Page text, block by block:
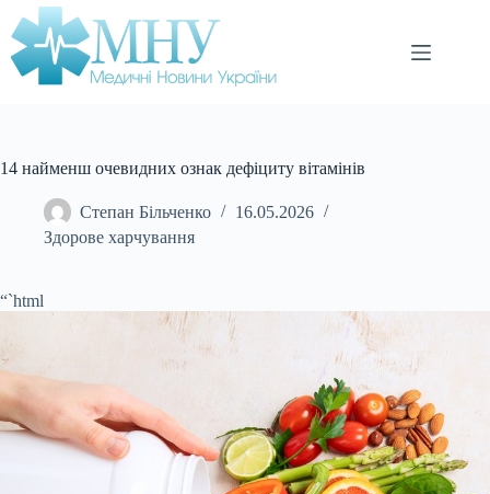
Перейти
до
вмісту
14 найменш очевидних ознак дефіциту вітамінів
Степан Більченко
16.05.2026
Здорове харчування
“`html